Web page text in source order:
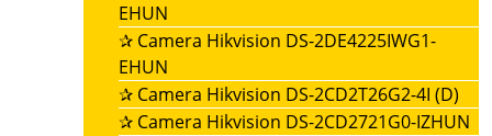
EHUN
✰ Camera Hikvision DS-2DE4225IWG1-
EHUN
✰ Camera Hikvision DS-2CD2T26G2-4I (D)
✰ Camera Hikvision DS-2CD2721G0-IZHUN